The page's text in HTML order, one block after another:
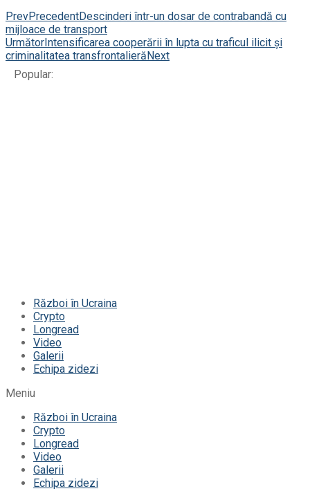
PrevPrecedentDescinderi într-un dosar de contrabandă cu
mijloace de transport
Următor Intensificarea cooperării în lupta cu traficul ilicit și
criminalitatea transfrontalieră Next
Popular:
Război în Ucraina
Crypto
Longread
Video
Galerii
Echipa zidezi
Meniu
Război în Ucraina
Crypto
Longread
Video
Galerii
Echipa zidezi